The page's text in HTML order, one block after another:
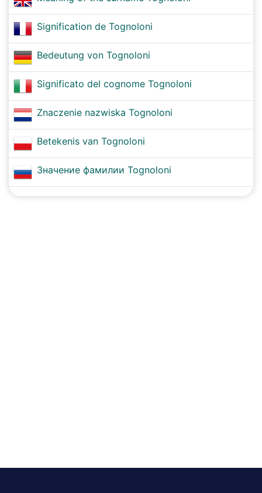
Signification de Tognoloni
Bedeutung von Tognoloni
Significato del cognome Tognoloni
Znaczenie nazwiska Tognoloni
Betekenis van Tognoloni
Значение фамилии Tognoloni